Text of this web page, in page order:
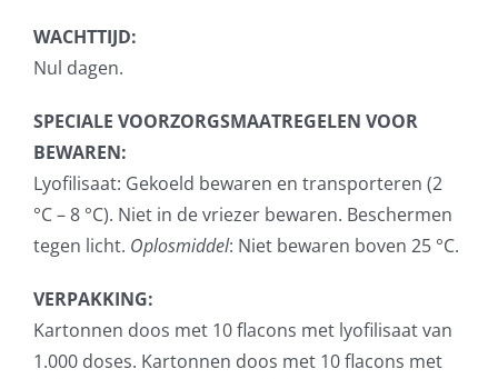
WACHTTIJD:
Nul dagen.
SPECIALE VOORZORGSMAATREGELEN VOOR
BEWAREN:
Lyofilisaat: Gekoeld bewaren en transporteren (2
°C – 8 °C). Niet in de vriezer bewaren. Beschermen
tegen licht. Oplosmiddel: Niet bewaren boven 25 °C.
VERPAKKING:
Kartonnen doos met 10 flacons met lyofilisaat van
1.000 doses. Kartonnen doos met 10 flacons met